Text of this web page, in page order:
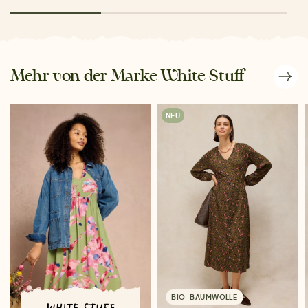
Mehr von der Marke White Stuff
NEU
BIO-BAUMWOLLE